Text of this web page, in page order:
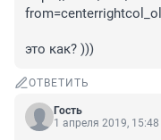
это как? )))
ОТВЕТИТЬ
Гость
1 апреля 2019, 15:48